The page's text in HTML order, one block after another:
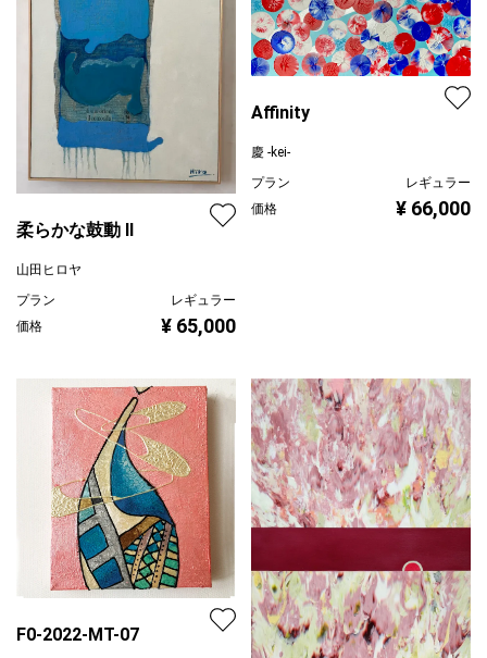
柔らかな鼓動 Ⅱ
山田ヒロヤ
プラン
レギュラー
価格
¥ 65,000
Affinity
慶 -kei-
プラン
レギュラー
価格
¥ 66,000
F0-2022-MT-07